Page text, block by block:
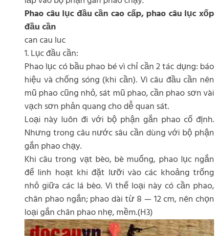
Phao câu lục đầu cần cao cấp, phao câu lục xốp
đầu cần
can cau luc
1. Lục đầu cần:
Phao lục có bầu phao bé vì chỉ cần 2 tác dụng: báo
hiệu và chống sóng (khi cần). Vì câu đầu cần nên
mũ phao cũng nhỏ, sát mũ phao, cần phao sơn vài
vạch sơn phản quang cho dễ quan sát.
Loại này luôn đi với bộ phận gắn phao cố định.
Nhưng trong câu nước sâu cần dùng với bộ phận
gắn phao chạy.
Khi câu trong vạt bèo, bè muống, phao lục ngắn
để linh hoạt khi đặt lưỡi vào các khoảng trống
nhỏ giữa các lá bèo. Vì thế loại này có cần phao,
chân phao ngắn; phao dài từ 8 — 12 cm, nên chọn
loại gắn chân phao nhẹ, mềm.(H3)